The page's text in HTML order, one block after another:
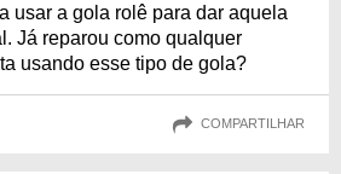
usar a gola rolê para dar aquela
Já reparou como qualquer
usando esse tipo de gola?
COMPARTILHAR